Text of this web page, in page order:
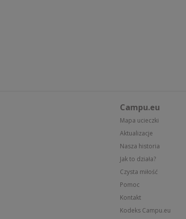
Campu.eu
Mapa ucieczki
Aktualizacje
Nasza historia
Jak to działa?
Czysta miłość
Pomoc
Kontakt
Kodeks Campu.eu